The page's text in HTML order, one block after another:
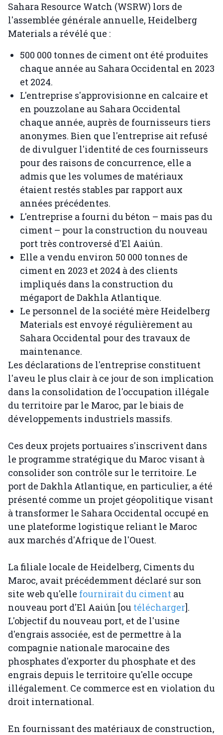
Sahara Resource Watch (WSRW) lors de
l'assemblée générale annuelle, Heidelberg
Materials a révélé que :
500 000 tonnes de ciment ont été produites
chaque année au Sahara Occidental en 2023
et 2024.
L'entreprise s'approvisionne en calcaire et
en pouzzolane au Sahara Occidental
chaque année, auprès de fournisseurs tiers
anonymes. Bien que l'entreprise ait refusé
de divulguer l'identité de ces fournisseurs
pour des raisons de concurrence, elle a
admis que les volumes de matériaux
étaient restés stables par rapport aux
années précédentes.
L'entreprise a fourni du béton – mais pas du
ciment – ​​pour la construction du nouveau
port très controversé d'El Aaiún.
Elle a vendu environ 50 000 tonnes de
ciment en 2023 et 2024 à des clients
impliqués dans la construction du
mégaport de Dakhla Atlantique.
Le personnel de la société mère Heidelberg
Materials est envoyé régulièrement au
Sahara Occidental pour des travaux de
maintenance.
Les déclarations de l'entreprise constituent
l'aveu le plus clair à ce jour de son implication
dans la consolidation de l'occupation illégale
du territoire par le Maroc, par le biais de
développements industriels massifs.
Ces deux projets portuaires s'inscrivent dans
le programme stratégique du Maroc visant à
consolider son contrôle sur le territoire. Le
port de Dakhla Atlantique, en particulier, a été
présenté comme un projet géopolitique visant
à transformer le Sahara Occidental occupé en
une plateforme logistique reliant le Maroc
aux marchés d'Afrique de l'Ouest.
La filiale locale de Heidelberg, Ciments du
Maroc, avait précédemment déclaré sur son
site web qu'elle fournirait du ciment au
nouveau port d'El Aaiún [ou télécharger].
L'objectif du nouveau port, et de l'usine
d'engrais associée, est de permettre à la
compagnie nationale marocaine des
phosphates d'exporter du phosphate et des
engrais depuis le territoire qu'elle occupe
illégalement. Ce commerce est en violation du
droit international.
En fournissant des matériaux de construction,